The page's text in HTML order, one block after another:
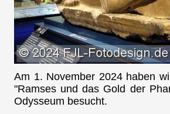
Am 1. November 2024 haben
"Ramses und das Gold der
Odysseum besucht.